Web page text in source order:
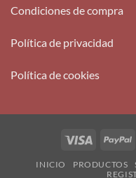
Condiciones de compra
Política de privacidad
Política de cookies
Visa
INICIO PRODUCTOS